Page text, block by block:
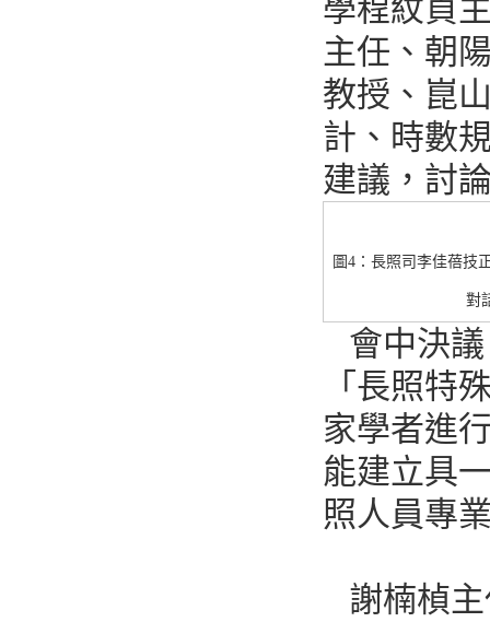
學程紋貞
主任、朝
教授、崑
計、時數
建議，討
圖4：長照司李佳蓓技
對
會中決議
「長照特
家學者進
能建立具
照人員專
謝楠楨主